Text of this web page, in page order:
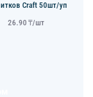
Craft 50шт/уп
26.90 ₸/шт